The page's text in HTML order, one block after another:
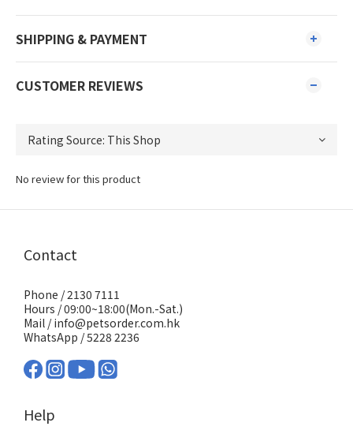
SHIPPING & PAYMENT
CUSTOMER REVIEWS
No review for this product
Contact
Phone / 2130 7111
Hours / 09:00~18:00(Mon.-Sat.)
Mail / info@petsorder.com.hk
WhatsApp /5228 2236
Help